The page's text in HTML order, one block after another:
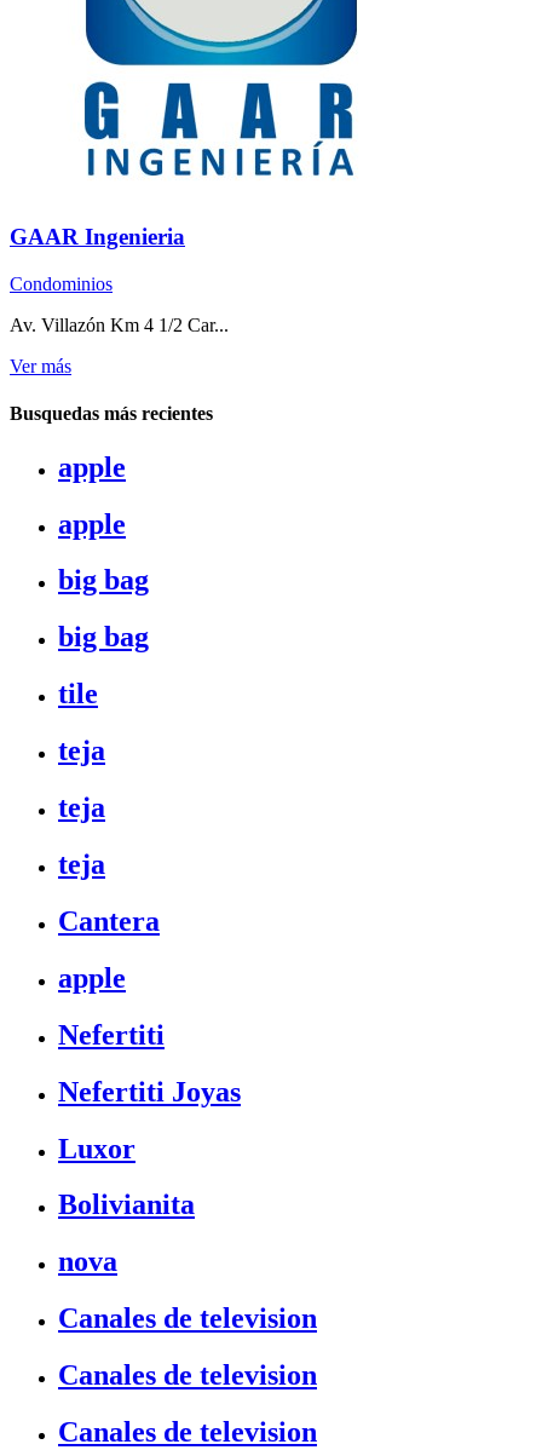
GAAR Ingenieria
Condominios
Av. Villazón Km 4 1/2 Car...
Ver más
Busquedas más recientes
apple
apple
big bag
big bag
tile
teja
teja
teja
Cantera
apple
Nefertiti
Nefertiti Joyas
Luxor
Bolivianita
nova
Canales de television
Canales de television
Canales de television